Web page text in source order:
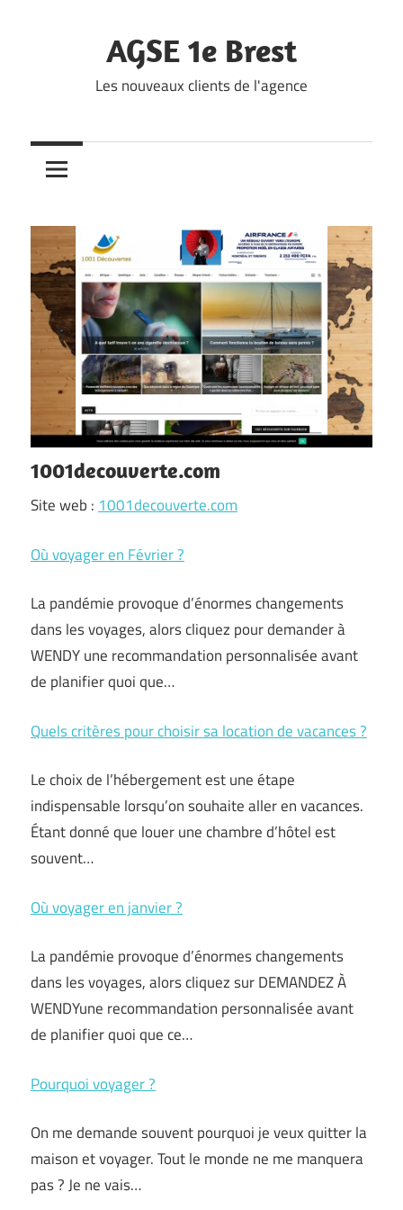
AGSE 1e Brest
Les nouveaux clients de l'agence
1001decouverte.com
Site web : 1001decouverte.com
Où voyager en Février ?
La pandémie provoque d’énormes changements
dans les voyages, alors cliquez pour demander à
WENDY une recommandation personnalisée avant
de planifier quoi que…
Quels critères pour choisir sa location de vacances ?
Le choix de l’hébergement est une étape
indispensable lorsqu’on souhaite aller en vacances.
Étant donné que louer une chambre d’hôtel est
souvent…
Où voyager en janvier ?
La pandémie provoque d’énormes changements
dans les voyages, alors cliquez sur DEMANDEZ À
WENDYune recommandation personnalisée avant
de planifier quoi que ce…
Pourquoi voyager ?
On me demande souvent pourquoi je veux quitter la
maison et voyager. Tout le monde ne me manquera
pas ? Je ne vais…